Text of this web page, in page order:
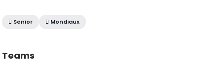
Senior Mondiaux
Teams